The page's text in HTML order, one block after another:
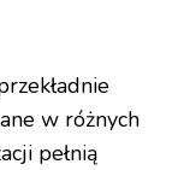
w różnych
pełnią